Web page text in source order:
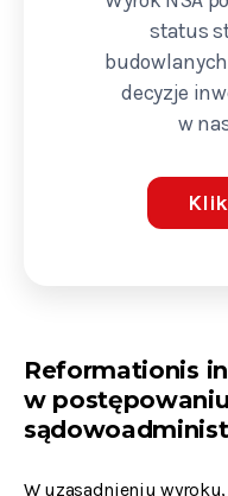
status
decyzje
w
Reformationis
w postępowaniu
W uzasadnieniu wyroku,